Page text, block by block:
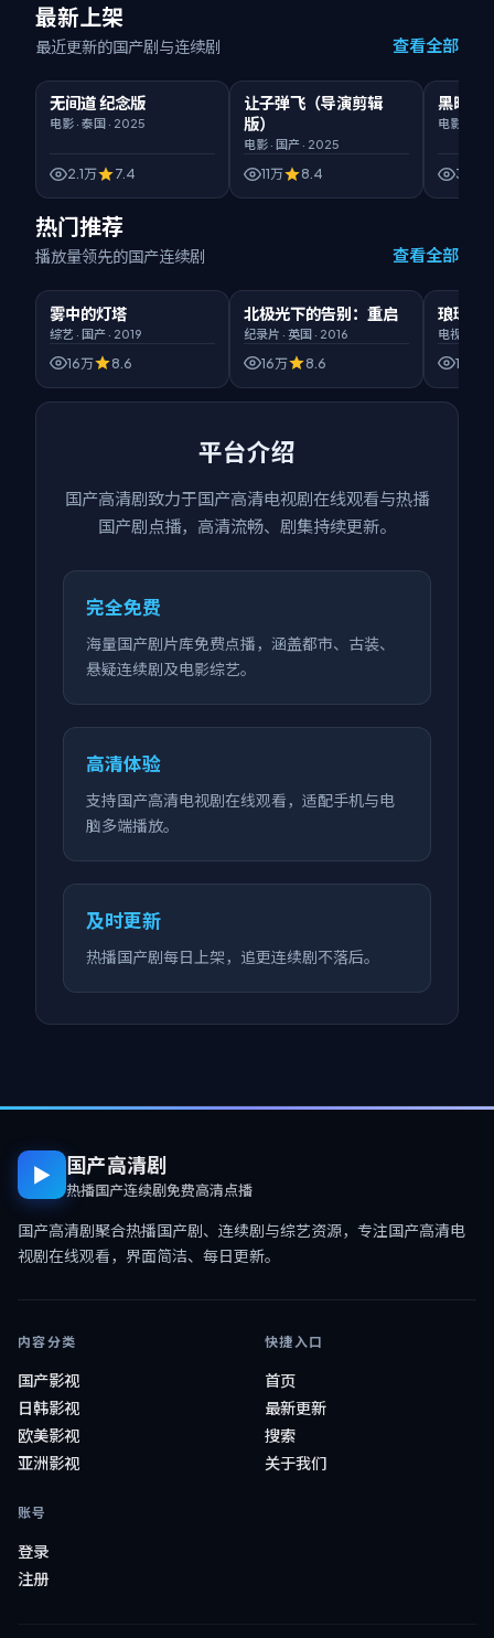
最新上架
最近更新的国产剧与连续剧 查看全部
无间道 纪念版
电影 · 泰国 · 2025
2.1万 7.4
新片
让子弹飞（导演剪辑
版）
电影 · 国产 · 2025
11万 8.4
黑暗荣
电影
3.6万
热门推荐
播放量领先的国产连续剧 查看全部
热门
雾中的灯塔
综艺 · 国产 · 2019
16万 8.6
热门
北极光下的告别：重启
纪录片 · 英国 · 2016
16万 8.6
热门
琅琊榜
电视剧
16万
平台介绍
国产高清剧致力于国产高清电视剧在线观看与热播
国产剧点播，高清流畅、剧集持续更新。
完全免费
海量国产剧片库免费点播，涵盖都市、古装、
悬疑连续剧及电影综艺。
高清体验
支持国产高清电视剧在线观看，适配手机与电
脑多端播放。
及时更新
热播国产剧每日上架，追更连续剧不落后。
▶ 国产高清剧
热播国产连续剧免费高清点播
国产高清剧聚合热播国产剧、连续剧与综艺资源，专注国产高清电
视剧在线观看，界面简洁、每日更新。
内容分类
国产影视
日韩影视
欧美影视
亚洲影视
快捷入口
首页
最新更新
搜索
关于我们
账号
登录
注册